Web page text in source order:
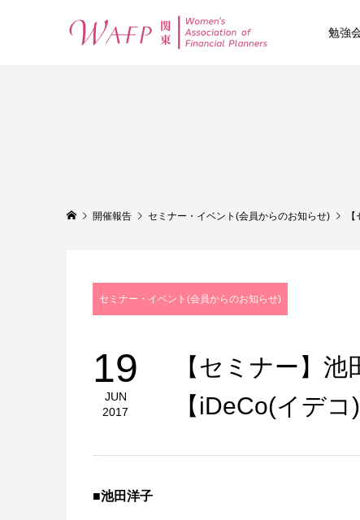
勉強
開催報告 セミナー・イベント(会員からのお知らせ)
セミナー・イベント(会員からのお知らせ)
19
JUN
2017
【セミナー】
【iDeCo(イデコ
■池田洋子